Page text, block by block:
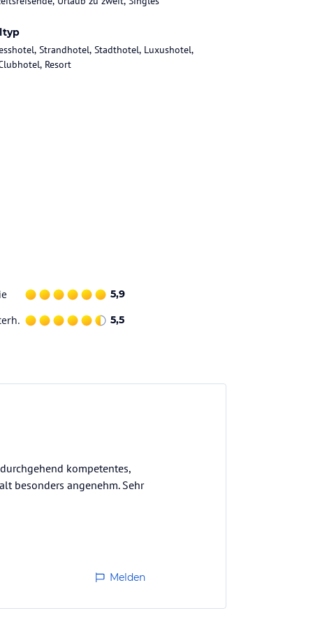
Strandhotel, Stadthotel, Luxushotel,
Resort
5,9
5,5
kompetentes,
besonders angenehm. Sehr
Melden